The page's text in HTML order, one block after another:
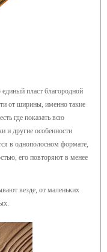
пласт благородной
от ширины, именно такие
где показать всю
и другие особенности
в однополосном формате,
его повторяют в менее
везде, от маленьких